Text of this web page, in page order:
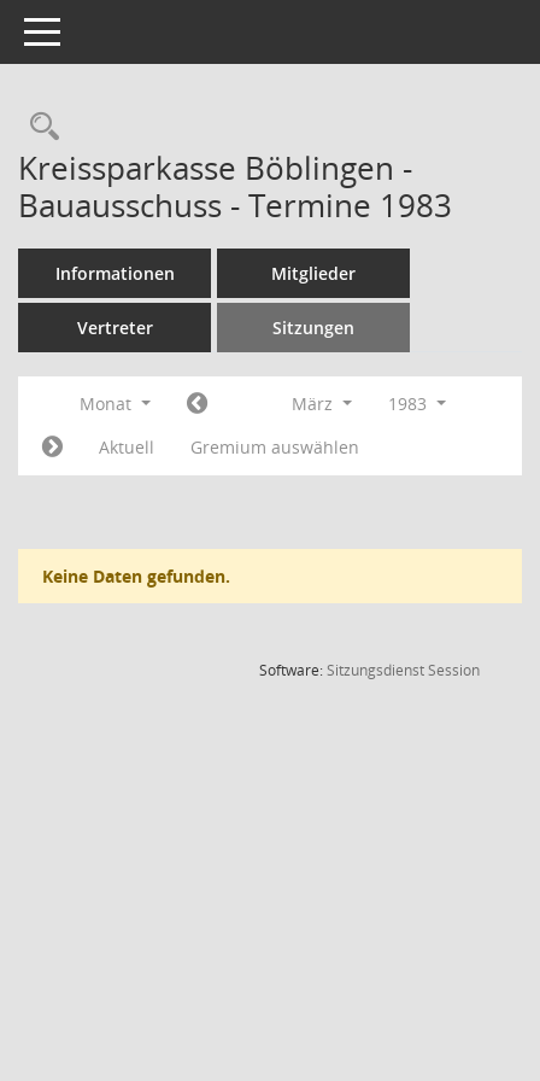
Toggle navigation
Rechercheauswahl
Kreissparkasse Böblingen -
Bauausschuss - Termine 1983
Informationen Mitglieder
Vertreter Sitzungen
Monat März
1983
Aktuell
Gremium auswählen
Keine Daten gefunden.
Software:SitzungsdienstSession(Wird in